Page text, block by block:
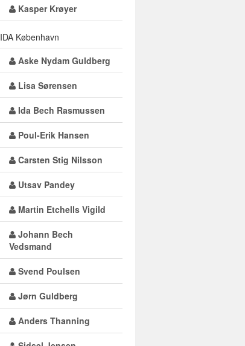
Kasper Krøyer
IDA København
Aske Nydam Guldberg
Lisa Sørensen
Ida Bech Rasmussen
Poul-Erik Hansen
Carsten Stig Nilsson
Utsav Pandey
Martin Etchells Vigild
Johann Bech
Vedsmand
Svend Poulsen
Jørn Guldberg
Anders Thanning